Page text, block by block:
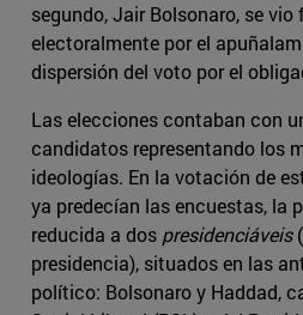
segundo, Jair Bolsonaro, se vio
electoralmente por el
dispersión del voto por el
Las elecciones contaban con
candidatos representando los
ideologías. En la votación de
ya predecían las encuestas, la
reducida a dos presidenciáveis
presidencia), situados en las
político: Bolsonaro y Haddad,